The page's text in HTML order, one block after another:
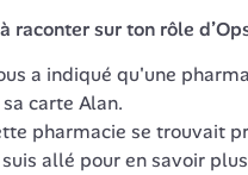
raconter sur ton rôle
a indiqué qu'une
carte Alan.
pharmacie se trouvait
allé pour en savoir